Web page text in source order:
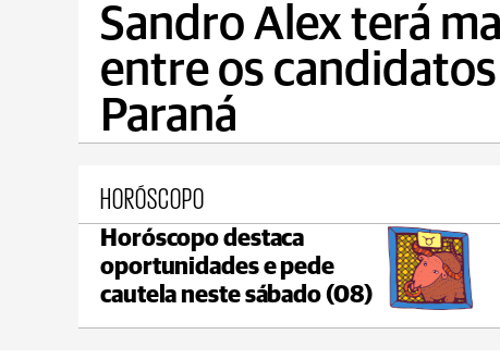
Sandro Alex terá
entre os
Paraná
HORÓSCOPO
Horóscopo destaca
oportunidades e pede
cautela neste sábado (08)
Castro
max 21°C min 18°C